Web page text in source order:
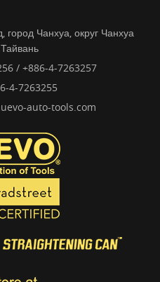
Чанхуа, округ Чанхуа
/ +886-4-7263257
4-7263255
auto-tools.com